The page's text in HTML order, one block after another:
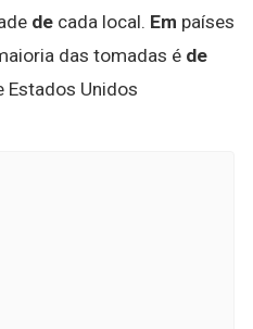
de cada local. Em países
das tomadas é de
Estados Unidos